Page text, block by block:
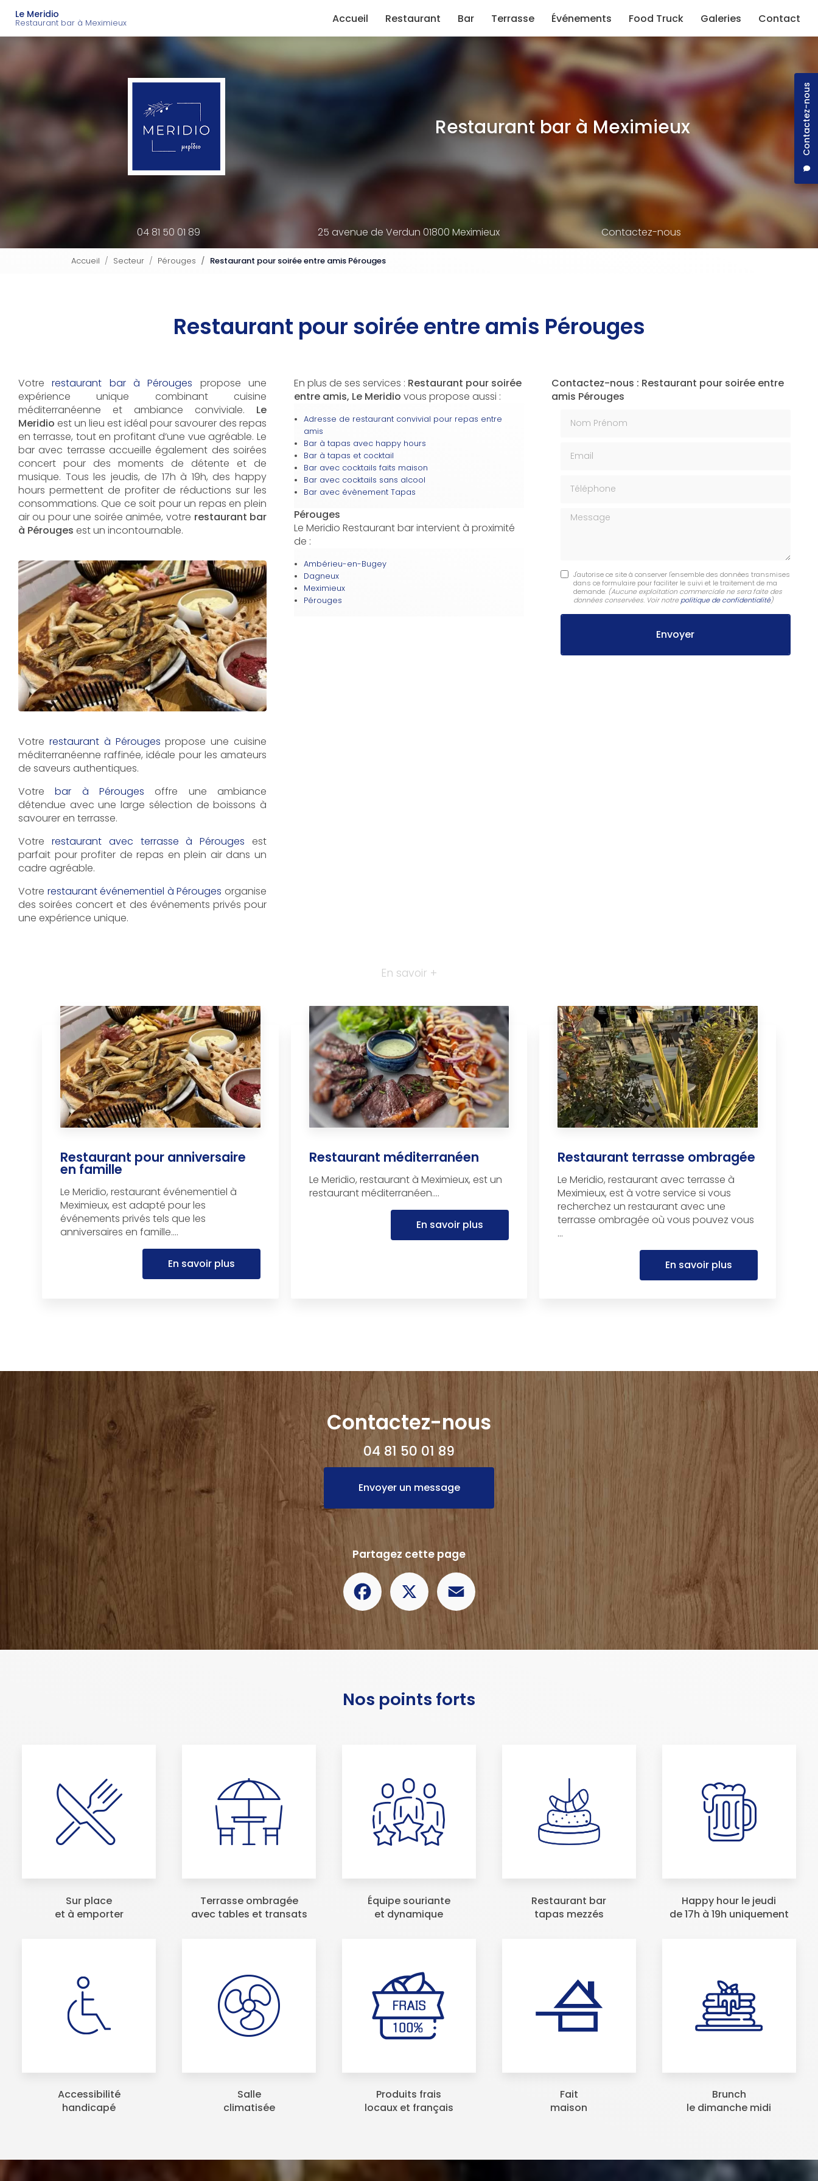
contenu
Le Meridio
Restaurant bar à Meximieux
Contactez-nous
Accueil
Restaurant Bar Terrasse Événements Food Truck Galeries Contact
Restaurant bar à Meximieux
04 81 50 01 89 25 avenue de Verdun 01800 Meximieux Contactez-nous
Accueil Secteur Pérouges Restaurant pour soirée entre amis Pérouges
Restaurant pour soirée entre amis Pérouges
Votrerestaurant bar à Pérouges propose une
expérience unique combinant cuisine
méditerranéenne et ambiance conviviale. Le
Meridio est un lieu est idéal pour savourer des repas
en terrasse, tout en profitant d’une vue agréable. Le
bar avec terrasse accueille également des soirées
concert pour des moments de détente et de
musique. Tous les jeudis, de 17h à 19h, des happy
hours permettent de profiter de réductions sur les
consommations. Que ce soit pour un repas en plein
air ou pour une soirée animée, votre restaurant bar
à Pérouges est un incontournable.
Votre restaurant à Pérouges propose une cuisine
méditerranéenne raffinée, idéale pour les amateurs
de saveurs authentiques.
Votrebar à Pérouges offre une ambiance
détendue avec une large sélection de boissons à
savourer en terrasse.
Votre restaurant avec terrasse à Pérouges est
parfait pour profiter de repas en plein air dans un
cadre agréable.
Votre restaurant événementiel à Pérouges organise
des soirées concert et des événements privés pour
une expérience unique.
En plus de ses services : Restaurant pour soirée
entre amis, Le Meridio vous propose aussi :
Adresse de restaurant convivial pour repas entre
amis
Bar à tapas avec happy hours
Bar à tapas et cocktail
Bar avec cocktails faits maison
Bar avec cocktails sans alcool
Bar avec évènement Tapas
Pérouges
Le Meridio Restaurant bar intervient à proximité
de :
Ambérieu-en-Bugey
Dagneux
Meximieux
Pérouges
Contactez-nous : Restaurant pour soirée entre
amis Pérouges
Message
J'autorise ce site à conserver l'ensemble des données transmises
dans ce formulaire pour faciliter le suivi et le traitement de ma
demande. (Aucune exploitation commerciale ne sera faite des
données conservées. Voir notre politique de confidentialité)
En savoir +
Restaurant pour anniversaire
en famille
Le Meridio, restaurant événementiel à
Meximieux, est adapté pour les
événements privés tels que les
anniversaires en famille....
En savoir plus
Restaurant méditerranéen
Le Meridio, restaurant à Meximieux, est un
restaurant méditerranéen....
En savoir plus
Restaurant terrasse ombragée
Le Meridio, restaurant avec terrasse à
Meximieux, est à votre service si vous
recherchez un restaurant avec une
terrasse ombragée où vous pouvez vous
...
En savoir plus
Contactez-nous
04 81 50 01 89
Envoyer un message
Partagez cette page
Facebook
Nos points forts
Sur place
et à emporter
Terrasse ombragée
avec tables et transats
Équipe souriante
et dynamique
Restaurant bar
tapas mezzés
Happy hour le jeudi
de 17h à 19h uniquement
Accessibilité
handicapé
Salle
climatisée
Produits frais
locaux et français
Fait
maison
Brunch
le dimanche midi